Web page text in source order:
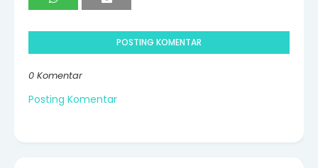
POSTING KOMENTAR
0 Komentar
Posting Komentar